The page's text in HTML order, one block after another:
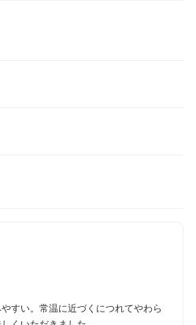
すい。常温に近づくにつれてやわら